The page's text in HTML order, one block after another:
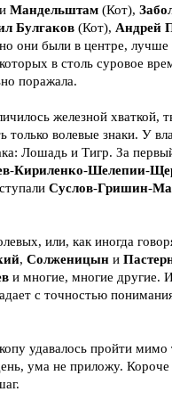
Мандельштам (Кот),
Булгаков (Кот), Андрей
они были в центре, лучше
в столь суровое
поражала.
железной хваткой,
только волевые знаки. У
Лошадь и Тигр. За
-Кириленко-Шелепии-
Суслов-Гришин-
или, как иногда
, Солженицын и
и многие, многие другие.
с точностью
удавалось пройти мимо
ума не приложу. Короче